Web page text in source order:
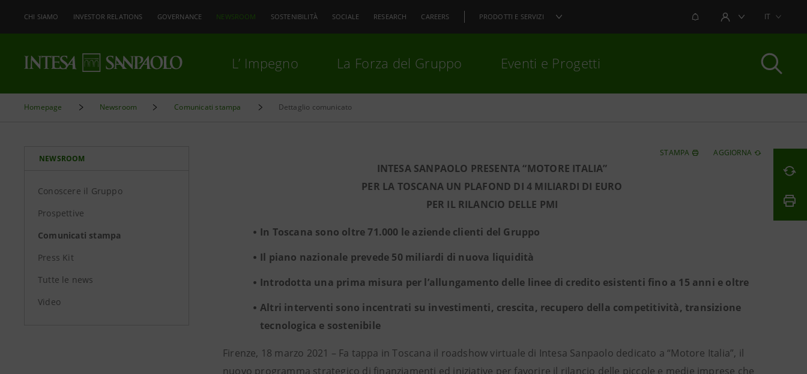
CHI SIAMO INVESTOR RELATIONS GOVERNANCE NEWSROOM SOSTENIBILITÀ SOCIALE RESEARCH CAREERS PRODOTTI E SERVIZI NOTIFICHEAREA UTENTEIT
L’ Impegno La Forza del Gruppo Eventi e Progetti
Homepage Newsroom Comunicati stampa Dettaglio comunicato
NEWSROOM
Conoscere il Gruppo
Prospettive
Comunicati stampa
Press Kit
Tutte le news
Video
STAMPA AGGIORNA
INTESA SANPAOLO PRESENTA “MOTORE ITALIA”
PER LA TOSCANA UN PLAFOND DI 4 MILIARDI DI EURO
PER IL RILANCIO DELLE PMI
In Toscana sono oltre 71.000 le aziende clienti del Gruppo
Il piano nazionale prevede 50 miliardi di nuova liquidità
Introdotta una prima misura per l’allungamento delle linee di credito esistenti fino a 15 anni e oltre
Altri interventi sono incentrati su investimenti, crescita, recupero della competitività, transizione
tecnologica e sostenibile
Firenze, 18 marzo 2021 – Fa tappa in Toscana il roadshow virtuale di Intesa Sanpaolo dedicato a “Motore Italia”, il
nuovo programma strategico di finanziamenti ed iniziative per favorire il rilancio delle piccole e medie imprese che